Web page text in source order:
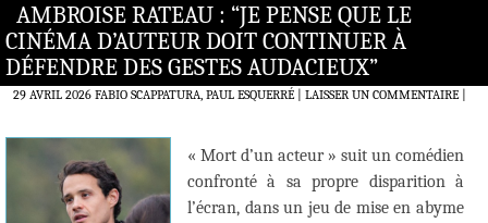
AMBROISE RATEAU : “JE PENSE QUE LE
CINÉMA D’AUTEUR DOIT CONTINUER À
DÉFENDRE DES GESTES AUDACIEUX”
29 AVRIL 2026 FABIO SCAPPATURA, PAUL ESQUERRÉ LAISSER UN COMMENTAIRE|
« Mort d’un acteur » suit un comédien
confronté à sa propre disparition à
l’écran, dans un jeu de mise en abyme